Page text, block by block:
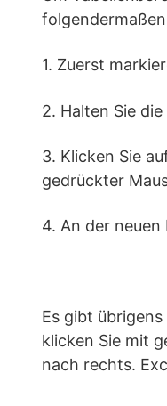
1. Zuerst
2. Halten Sie
3. Klicken Sie
gedrückter
4. An der
Es gibt
klicken Sie mit
nach rechts.